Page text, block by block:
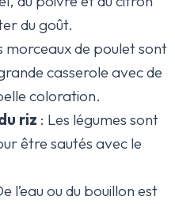
du goût.
morceaux de poulet sont
casserole avec de
coloration.
riz : Les légumes sont
être sautés avec le
l’eau ou du bouillon est